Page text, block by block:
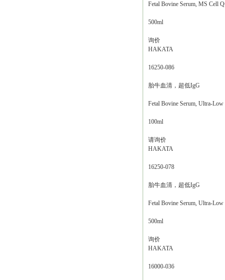
Fetal Bovine Serum, MS Cell
500ml
询价
HAKATA
16250-086
胎牛血清，超低IgG
Fetal Bovine Serum, Ultra-
100ml
请询价
HAKATA
16250-078
胎牛血清，超低IgG
Fetal Bovine Serum, Ultra-
500ml
询价
HAKATA
16000-036